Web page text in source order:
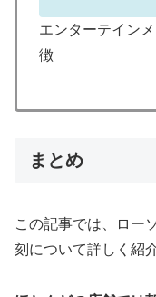
エンターテイン
徴
まとめ
この記事では、ロー
刻について詳しく紹